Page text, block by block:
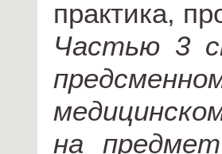
практика,
Частью 3
на